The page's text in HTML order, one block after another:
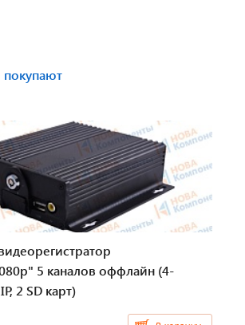
принтеров этикеток
тахографов
оси датчиков скорости
5 каналов оффлайн (4-
2 SD карт)